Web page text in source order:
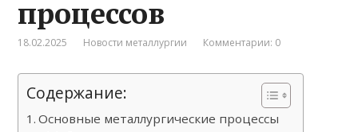
процессов
18.02.2025 Новости металлургии Комментарии: 0
Содержание:
Основные металлургические процессы